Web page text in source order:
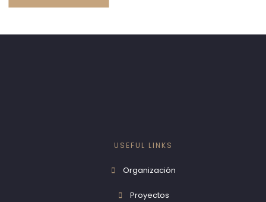
USEFUL LINKS
Organización
Proyectos